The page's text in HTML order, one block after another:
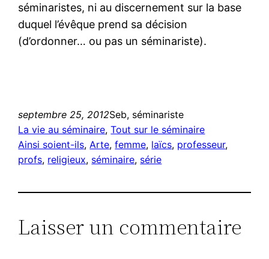
séminaristes, ni au discernement sur la base
duquel l’évêque prend sa décision
(d’ordonner… ou pas un séminariste).
septembre 25, 2012Seb, séminariste
La vie au séminaire, Tout sur le séminaire
Ainsi soient-ils, Arte, femme, laïcs, professeur
profs, religieux, séminaire, série
Laisser un commentaire